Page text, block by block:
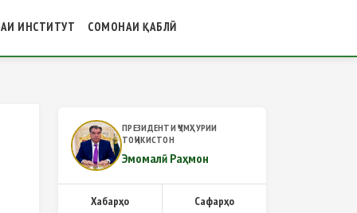
ИНСТИТУТ СОМОНАИ ҚАБЛӢ
ҷумҳуриявӣ
ПРЕЗИДЕНТИ ҶУМҲУРИИ
ТОҶИКИСТОН
Эмомалӣ Раҳмон
Хабарҳо Сафарҳо